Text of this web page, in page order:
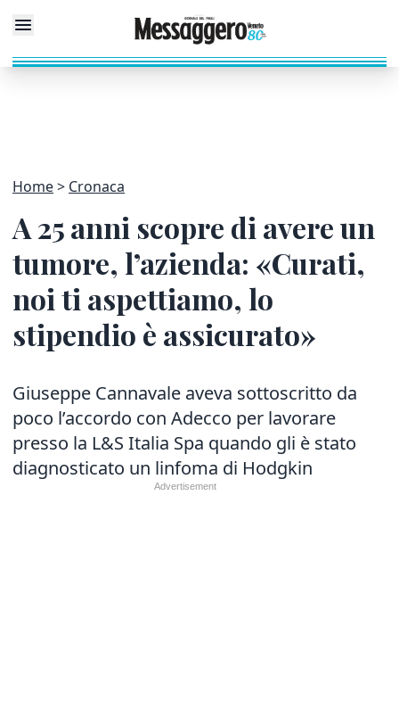
Home Cronaca
A 25 anni scopre di avere un
tumore, l’azienda: «Curati,
noi ti aspettiamo, lo
stipendio è assicurato»
Giuseppe Cannavale aveva sottoscritto da
poco l’accordo con Adecco per lavorare
presso la L&S Italia Spa quando gli è stato
diagnosticato un linfoma di Hodgkin